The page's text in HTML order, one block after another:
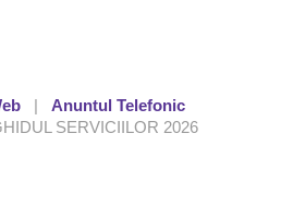
| Anuntul Telefonic
SERVICIILOR 2026